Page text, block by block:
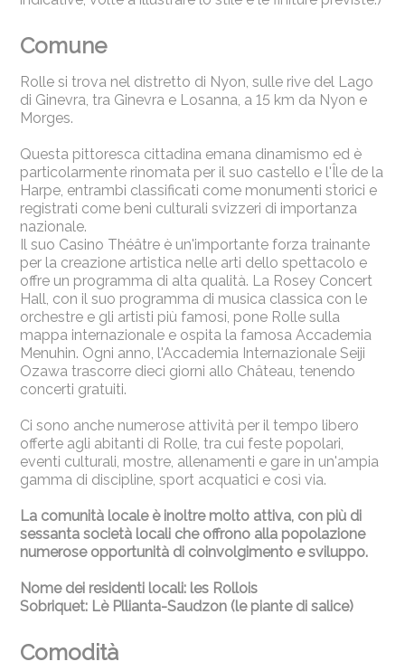
Comune
Rolle si trova nel distretto di Nyon, sulle rive del Lago
di Ginevra, tra Ginevra e Losanna, a 15 km da Nyon e
Morges.
Questa pittoresca cittadina emana dinamismo ed è
particolarmente rinomata per il suo castello e l'Île de la
Harpe, entrambi classificati come monumenti storici e
registrati come beni culturali svizzeri di importanza
nazionale.
Il suo Casino Théâtre è un'importante forza trainante
per la creazione artistica nelle arti dello spettacolo e
offre un programma di alta qualità. La Rosey Concert
Hall, con il suo programma di musica classica con le
orchestre e gli artisti più famosi, pone Rolle sulla
mappa internazionale e ospita la famosa Accademia
Menuhin. Ogni anno, l'Accademia Internazionale Seiji
Ozawa trascorre dieci giorni allo Château, tenendo
concerti gratuiti.
Ci sono anche numerose attività per il tempo libero
offerte agli abitanti di Rolle, tra cui feste popolari,
eventi culturali, mostre, allenamenti e gare in un'ampia
gamma di discipline, sport acquatici e così via.
La comunità locale è inoltre molto attiva, con più di
sessanta società locali che offrono alla popolazione
numerose opportunità di coinvolgimento e sviluppo.
Nome dei residenti locali: les Rollois
Sobriquet: Lè Pllianta-Saudzon (le piante di salice)
Comodità